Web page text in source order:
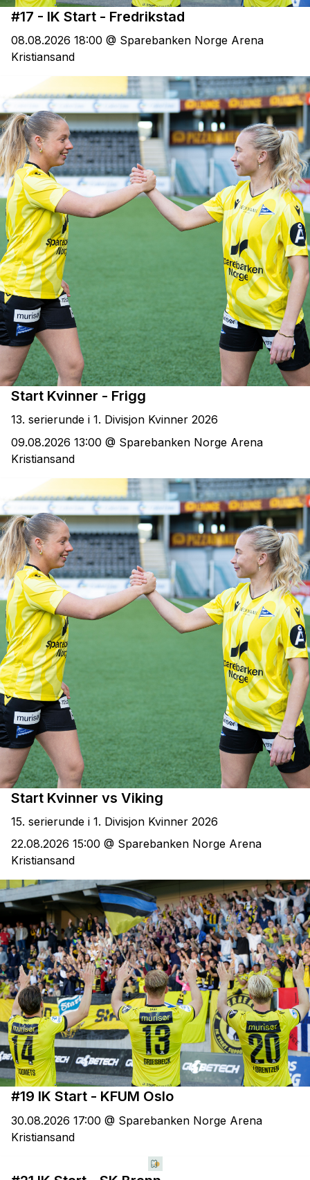
#17 - IK Start - Fredrikstad
08.08.2026 18:00 @ Sparebanken Norge Arena
Kristiansand
Start Kvinner - Frigg
13. serierunde i 1. Divisjon Kvinner 2026
09.08.2026 13:00 @ Sparebanken Norge Arena
Kristiansand
Start Kvinner vs Viking
15. serierunde i 1. Divisjon Kvinner 2026
22.08.2026 15:00 @ Sparebanken Norge Arena
Kristiansand
#19 IK Start - KFUM Oslo
30.08.2026 17:00 @ Sparebanken Norge Arena
Kristiansand